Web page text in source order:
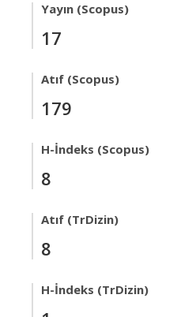
Yayın (Scopus)
17
Atıf (Scopus)
179
H-İndeks (Scopus)
8
Atıf (TrDizin)
8
H-İndeks (TrDizin)